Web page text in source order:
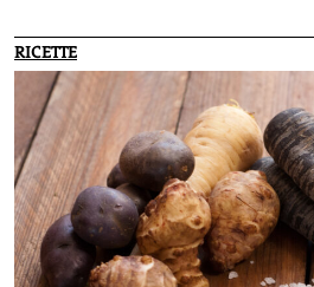
RICETTE